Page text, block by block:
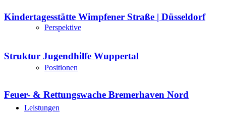
Perspektive
Positionen
Leistungen
Kindertagesstätte Wimpfener Straße | Düsseldorf
Struktur Jugendhilfe Wuppertal
Feuer- & Rettungswache Bremerhaven Nord